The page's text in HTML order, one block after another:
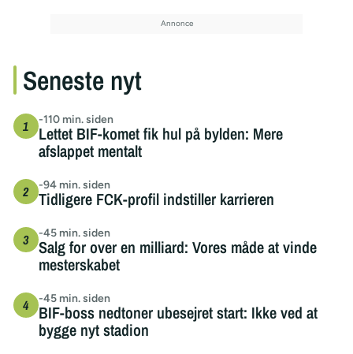
Seneste nyt
-110 min. siden
Lettet BIF-komet fik hul på bylden: Mere
afslappet mentalt
-94 min. siden
Tidligere FCK-profil indstiller karrieren
-45 min. siden
Salg for over en milliard: Vores måde at vinde
mesterskabet
-45 min. siden
BIF-boss nedtoner ubesejret start: Ikke ved at
bygge nyt stadion